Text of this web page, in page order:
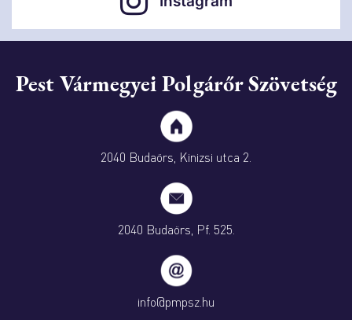
Pest Vármegyei Polgárőr Szövetség
2040 Budaörs, Kinizsi utca 2.
2040 Budaörs, Pf. 525.
info@pmpsz.hu